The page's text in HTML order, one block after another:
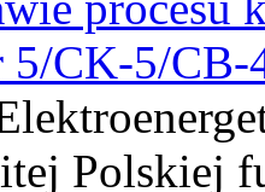
5/CK-5/CB-
Polskiej